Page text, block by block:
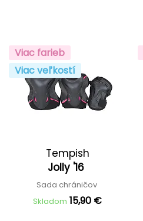
Viac farieb
Viac veľkostí
Tempish
Jolly '16
Sada chráničov
Skladom 15,90 €